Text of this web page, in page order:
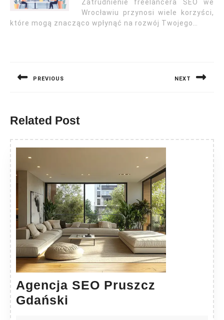
Zatrudnienie freelancera SEO we
Wrocławiu przynosi wiele korzyści,
które mogą znacząco wpłynąć na rozwój Twojego…
PREVIOUS NEXT
Related Post
Agencja SEO Pruszcz
Gdański